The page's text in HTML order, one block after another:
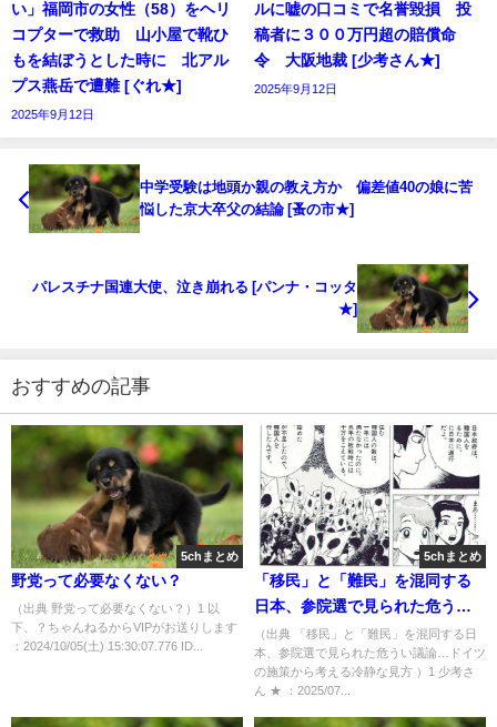
い」福岡市の女性（58）をヘリ
コプターで救助 山小屋で靴ひ
もを結ぼうとした時に 北アル
プス燕岳で遭難 [ぐれ★]
2025年9月12日
ルに嘘の口コミで名誉毀損 投
稿者に３００万円超の賠償命
令 大阪地裁 [少考さん★]
2025年9月12日
中学受験は地頭か親の教え方か 偏差値40の娘に苦
悩した京大卒父の結論 [蚤の市★]
パレスチナ国連大使、泣き崩れる [パンナ・コッタ
★]
おすすめの記事
5chまとめ
野党って必要なくない？
（出典 野党って必要なくない？）1 以
下、？ちゃんねるからVIPがお送りします
：2024/10/05(土) 15:30:07.776 ID...
5chまとめ
「移民」と「難民」を混同する
日本、参院選で見られた危うい
議論…ドイツの施策から考える
冷静な見方 [少考さん★]
（出典 「移民」と「難民」を混同する日
本、参院選で見られた危うい議論…ドイツ
の施策から考える冷静な見方 ）1 少考さ
ん ★ ：2025/07...